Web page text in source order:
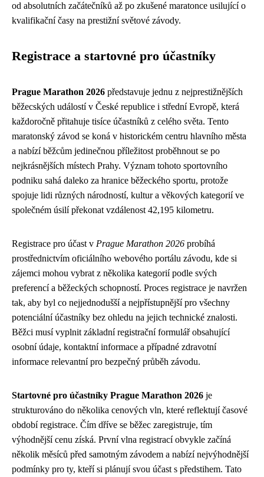
od absolutních začátečníků až po zkušené maratonce usilující o
kvalifikační časy na prestižní světové závody.
Registrace a startovné pro účastníky
Prague Marathon 2026 představuje jednu z nejprestižnějších
běžecských událostí v České republice i střední Evropě, která
každoročně přitahuje tisíce účastníků z celého světa. Tento
maratonský závod se koná v historickém centru hlavního města
a nabízí běžcům jedinečnou příležitost proběhnout se po
nejkrásnějších místech Prahy. Význam tohoto sportovního
podniku sahá daleko za hranice běžeckého sportu, protože
spojuje lidi různých národností, kultur a věkových kategorií ve
společném úsilí překonat vzdálenost 42,195 kilometru.
Registrace pro účast v Prague Marathon 2026 probíhá
prostřednictvím oficiálního webového portálu závodu, kde si
zájemci mohou vybrat z několika kategorií podle svých
preferencí a běžeckých schopností. Proces registrace je navržen
tak, aby byl co nejjednodušší a nejpřístupnější pro všechny
potenciální účastníky bez ohledu na jejich technické znalosti.
Běžci musí vyplnit základní registrační formulář obsahující
osobní údaje, kontaktní informace a případné zdravotní
informace relevantní pro bezpečný průběh závodu.
Startovné pro účastníky Prague Marathon 2026 je
strukturováno do několika cenových vln, které reflektují časové
období registrace. Čím dříve se běžec zaregistruje, tím
výhodnější cenu získá. První vlna registrací obvykle začíná
několik měsíců před samotným závodem a nabízí nejvýhodnější
podmínky pro ty, kteří si plánují svou účast s předstihem. Tato